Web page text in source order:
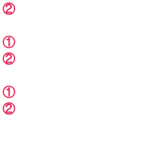
②
①
②
①
②